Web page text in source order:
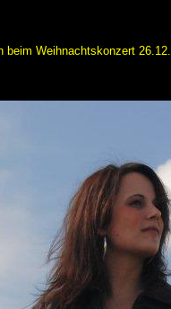
Weihnachtskonzert